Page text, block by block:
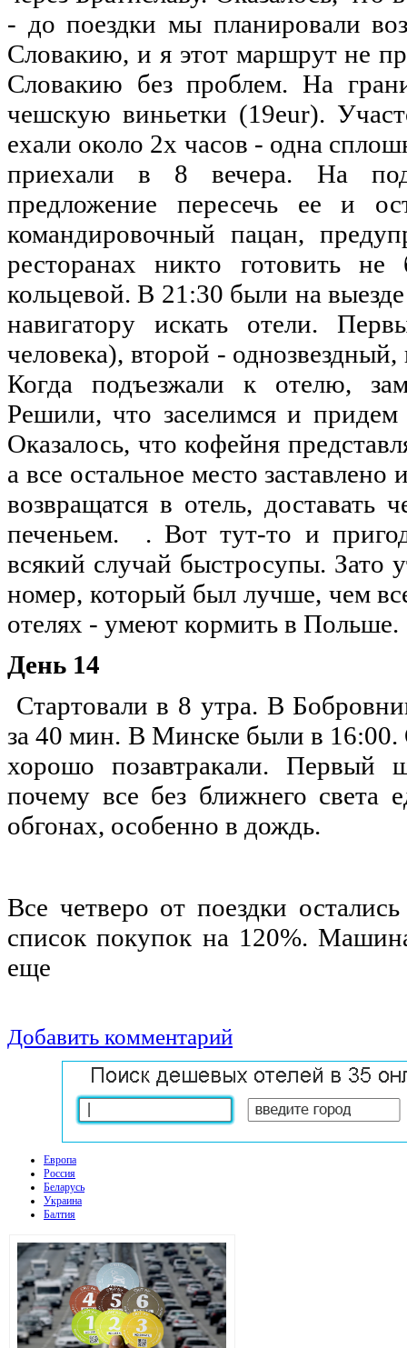
- до поездки мы планировали
Словакию, и я этот маршрут не
Словакию без проблем. На
чешскую виньетки (19eur).
ехали около 2х часов - одна
приехали в 8 вечера. На
предложение пересечь ее и
командировочный пацан,
ресторанах никто готовить
кольцевой. В 21:30 были на
навигатору искать отели.
человека), второй -
Когда подъезжали к отелю,
Решили, что заселимся и
Оказалось, что кофейня
а все остальное место
возвращатся в отель, доставать
печеньем. . Вот тут-то и
всякий случай быстросупы. Зато
номер, который был лучше, чем
отелях - умеют кормить в Польше.
День 14
Стартовали в 8 утра. В
за 40 мин. В Минске были в 16:00.
хорошо позавтракали. Первый
почему все без ближнего
обгонах, особенно в дождь.
Все четверо от поездки
список покупок на 120%.
еще
Добавить комментарий
Европа
Россия
Беларусь
Украина
Балтия